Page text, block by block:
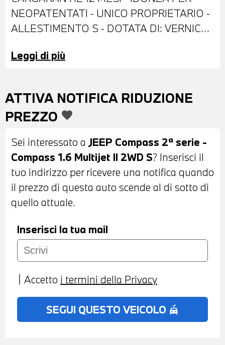
NEOPATENTATI - UNICO PROPRIETARIO -
ALLESTIMENTO S - DOTATA DI: VERNICE
LEGA DA 19" - FARI LED - FENDINEBBIA -
CONTRASTO NERO - BARRE
PORTATUTTO SUL TETTO - VETRI
SENSORI DI PARCHEGGIO ANTERIORI E
POSTERIORI - INTERNI IN PELLE NERA -
VOLANTE IN PELLE CON COMANDI
MULTIFUNZIONE - CRUISE CONTROL -
CAMBIO MANUALE - CONTROLLO
ELETTRONICO DELLA CORSIA - FRENATA
DI EMERGENZA ASSISTITA - NAVIGATORE
- BLUETOOTH - USB - CLIMATIZZATORE
CENTRALE ANTERIORE - POSSIBILITA' DI
PROVA - POSSIBILITA' DI PERMUTA -
POSSIBILITA' DI FINANZIAMENTO ANCHE
Leggi di più
ATTIVA NOTIFICA RIDUZIONE
PREZZO favorite
Sei interessato a JEEP Compass 2ª serie -
Compass 1.6 Multijet II 2WD S? Inserisci il
tuo indirizzo per ricevere una notifica quando
il prezzo di questa auto scende al di sotto di
quello attuale.
Inserisci la tua mail
Accetto i termini della Privacy
SEGUI QUESTO VEICOLO no_crash